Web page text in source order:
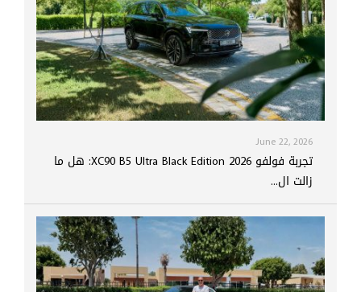
June 22, 2026
تجربة فولفو XC90 B5 Ultra Black Edition 2026: هل ما
زالت ال...